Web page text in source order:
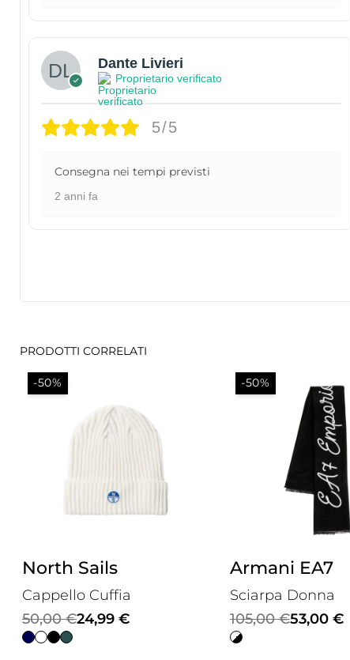
Dante Livieri
Proprietario verificato
5/5
Consegna nei tempi previsti
2 anni fa
PRODOTTI CORRELATI
-50%
North Sails
Cappello Cuffia
50,00€
Il
prezzo
24,99 €
Il
prezzo
-50%
Armani EA7
Sciarpa Donna
105,00€
Il
prezzo
53,00 €
Il
prezzo